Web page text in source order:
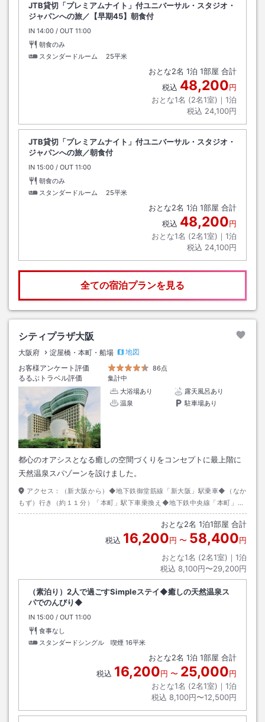
JTB貸切「プレミアムナイト」付ユニバーサル・スタジオ・
ジャパンへの旅／【早期45】朝食付
IN チェックイン
14:00 / OUT チェックアウト
11:00
朝食のみ
スタンダードルーム
25平米
おとな2名 1泊 1部屋 合計
税込 48,200円
おとな1名 (2名1室)｜ 1泊
税込 24,100円
JTB貸切「プレミアムナイト」付ユニバーサル・スタジオ・
ジャパンへの旅／朝食付
IN チェックイン
15:00 / OUT チェックアウト
11:00
朝食のみ
スタンダードルーム
25平米
おとな2名 1泊 1部屋 合計
税込 48,200円
おとな1名 (2名1室)｜ 1泊
税込 24,100円
全ての宿泊プランを見る
シティプラザ大阪
大阪府 淀屋橋・本町・船場
地図
お客様アンケート評価
86点
るるぶトラベル評価
集計中
大浴場あり
露天風呂あり
温泉
駐車場あり
都心のオアシスとなる癒しの空間づくりをコンセプトに最上階に
天然温泉スパゾーンを設けました。
アクセス：
（新大阪から）◆地下鉄御堂筋線「新大阪」駅乗車◆（なか
もず）行き（約１１分）「本町」駅下車乗換え◆地下鉄中央線「本町」駅
乗車◆（奈良登美ヶ丘）行き（約２分）◆「堺筋本町」駅下車◆１号出口
おとな2名 1泊1部屋 合計
税込 16,200円 〜 58,400円
おとな1名 (2名1室)｜ 1泊
税込 8,100円〜29,200円
（素泊り）2人で過ごすSimpleステイ◆癒しの天然温泉ス
パでのんびり◆
IN チェックイン
15:00 / OUT チェックアウト
11:00
食事なし
スタンダードシングル 喫煙 16平米
おとな2名 1泊 1部屋 合計
税込 16,200円 〜 25,000円
おとな1名 (2名1室)｜ 1泊
税込 8,100円〜12,500円